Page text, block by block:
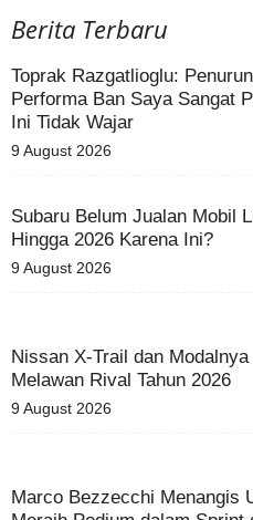
Berita Terbaru
Toprak Razgatlioglu:
Performa Ban Saya Sangat
Ini Tidak Wajar
9 August 2026
Subaru Belum Jualan Mobil
Hingga 2026 Karena Ini?
9 August 2026
Nissan X-Trail dan Modalnya
Melawan Rival Tahun 2026
9 August 2026
Marco Bezzecchi Menangis